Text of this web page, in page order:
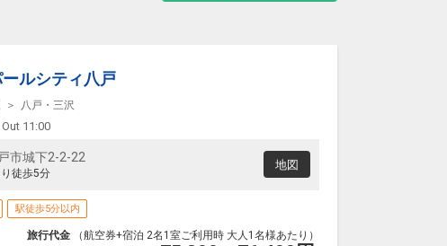
ルシティ八戸
八戸・三沢
11:00
市城下2-2-22
徒歩5分
地図
駅徒歩5分以内
旅行代金 （航空券+宿泊 2名1室ご利用時 大人1名様あたり）